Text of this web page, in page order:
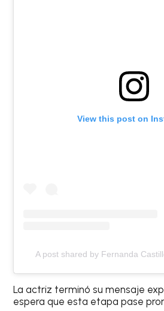
View this post on
A post shared by Fernanda
La actriz terminó su mensaje
espera que esta etapa pase